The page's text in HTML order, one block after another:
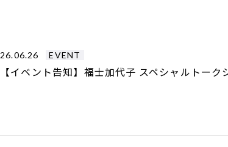
26.06.26 EVENT
【イベント告知】福士加代子 スペシャルトーク